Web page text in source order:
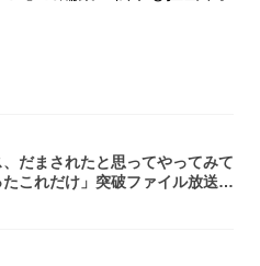
、だまされたと思ってやってみて
たこれだけ」突破ファイル放送で